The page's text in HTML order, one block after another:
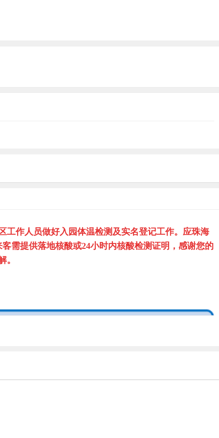
工作人员做好入园体温检测及实名登记工作。应珠海
需提供落地核酸或24小时内核酸检测证明，感谢您的
。